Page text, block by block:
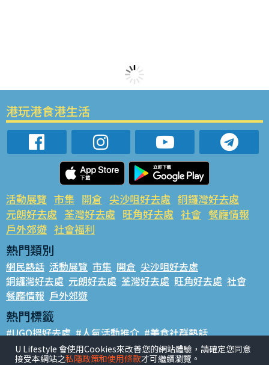
港玩港食港生活
活動展覽 市集 開倉 尖沙咀好去處 銅鑼灣好去處
元朗好去處 荃灣好去處 旺角好去處 社會 餐廳情報
戶外郊遊 社會福利
熱門類別
網民熱話 活動展覽 市集 開倉 尖沙咀好去處
銅鑼灣好去處 元朗好去處 荃灣好去處 旺角好去處 社會
餐廳情報 戶外郊遊
熱門標籤
#UGO搵好去處 #人氣活動推介 #美食社群熱話
#親子玩樂好去處 #ULifestyle應用程式 #限時搶
#UJetso禮物放送 #ULifestyle商戶中心 #著數
U Lifestyle 會使用Cookies來改善您的網站體驗，請確定您同意
接受本網站之私隱政策和使用條款才可繼續瀏覽。